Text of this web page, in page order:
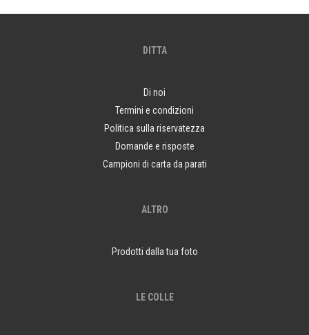
DITTA
Di noi
Termini e condizioni
Politica sulla riservatezza
Domande e risposte
Campioni di carta da parati
ALTRO
Prodotti dalla tua foto
LE COLLE